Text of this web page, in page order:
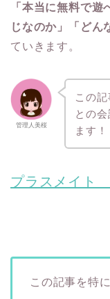
「本当に無料で
じなのか」「どん
ていきます。
管理人美桜
この
との
ます！
プラスメイト
この記事を特